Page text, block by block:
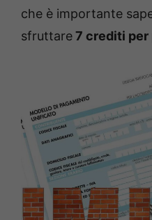
che è importante
sfruttare7 crediti per